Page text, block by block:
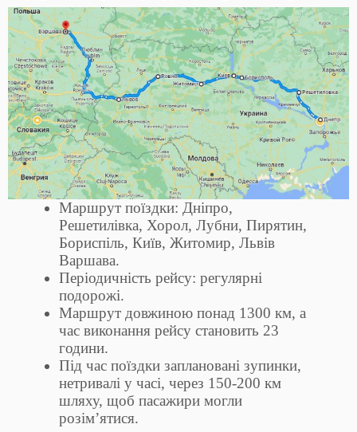
Маршрут поїздки: Дніпро,
Решетилівка, Хорол, Лубни, Пирятин,
Бориспіль, Київ, Житомир, Львів
Варшава.
Періодичність рейсу: регулярні
подорожі.
Маршрут довжиною понад 1300 км, а
час виконання рейсу становить 23
години.
Під час поїздки заплановані зупинки,
нетривалі у часі, через 150-200 км
шляху, щоб пасажири могли
розім’ятися.